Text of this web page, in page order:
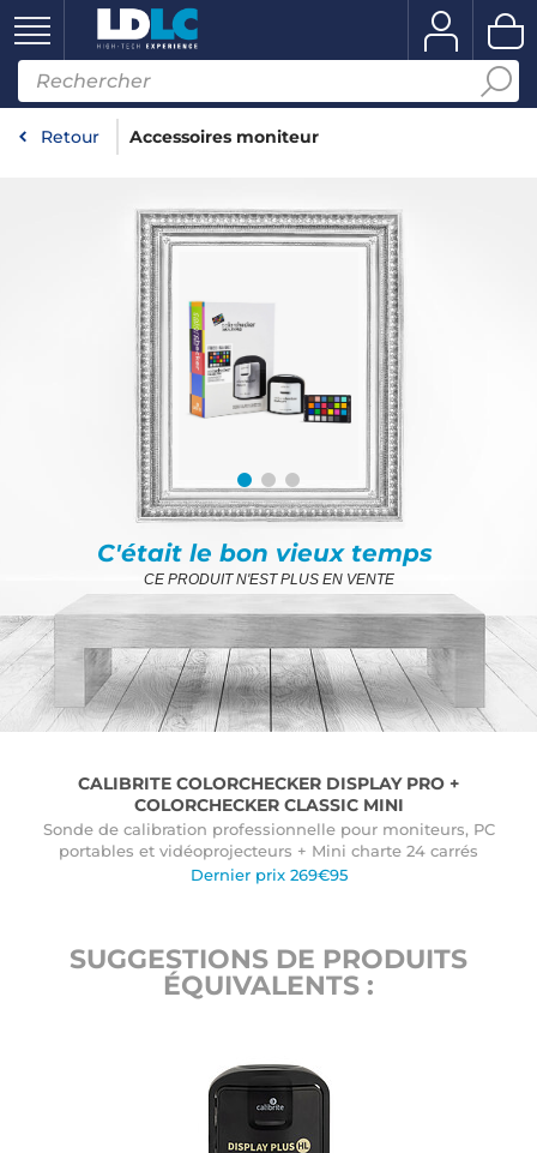
Retour Accessoires moniteur
C'était le bon vieux temps
CE PRODUIT N'EST PLUS EN VENTE
CALIBRITE COLORCHECKER DISPLAY PRO +
COLORCHECKER CLASSIC MINI
Sonde de calibration professionnelle pour moniteurs, PC
portables et vidéoprojecteurs + Mini charte 24 carrés
Dernier prix 269€95
SUGGESTIONS DE PRODUITS
ÉQUIVALENTS :